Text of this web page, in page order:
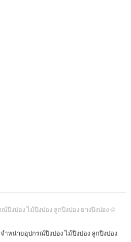
ปิงปอง ไม้ปิงปอง ลูกปิงปอง ยางปิงปอง ©
จำหน่ายอุปกรณ์ปิงปอง ไม้ปิงปอง ลูกปิงปอง